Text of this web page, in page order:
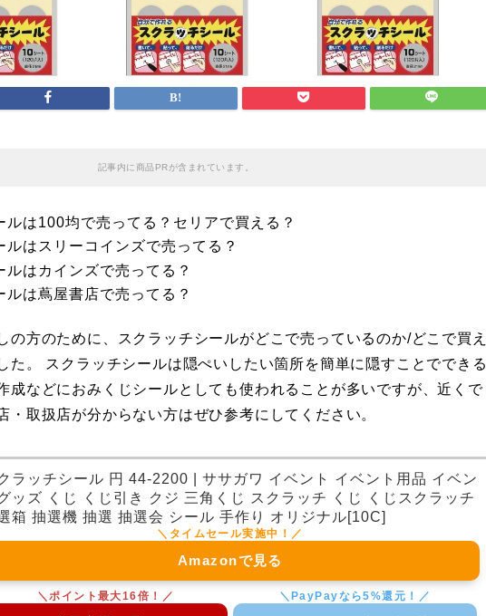
記事内に商品PRが含まれています。
ルは100均で売ってる？セリアで買える？
ルはスリーコインズで売ってる？
ルはカインズで売ってる？
ルは蔦屋書店で売ってる？
の方のために、スクラッチシールがどこで売っているのか/どこで買え
た。 スクラッチシールは隠ぺいしたい箇所を簡単に隠すことでできる
成などにおみくじシールとしても使われることが多いですが、近くで
・取扱店が分からない方はぜひ参考にしてください。
ラッチシール 円 44-2200 | ササガワ イベント イベント用品 イベン
ッズ くじ くじ引き クジ 三角くじ スクラッチ くじ くじスクラッチ
箱 抽選機 抽選 抽選会 シール 手作り オリジナル[10C]
Amazonで見る